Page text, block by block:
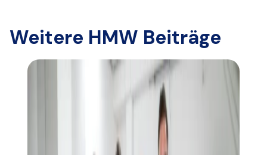
Weitere HMW Beiträge